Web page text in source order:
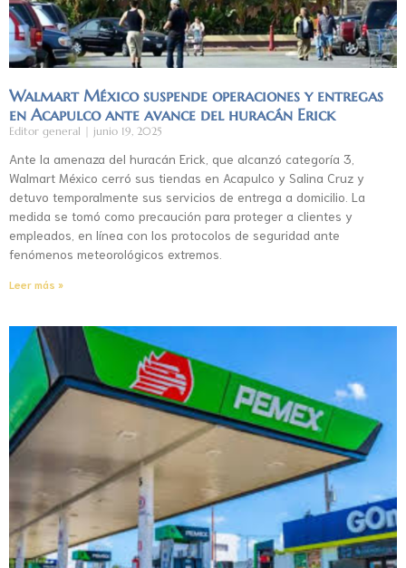
Walmart México suspende operaciones y entregas
en Acapulco ante avance del huracán Erick
Editor general junio 19, 2025
Ante la amenaza del huracán Erick, que alcanzó categoría 3,
Walmart México cerró sus tiendas en Acapulco y Salina Cruz y
detuvo temporalmente sus servicios de entrega a domicilio. La
medida se tomó como precaución para proteger a clientes y
empleados, en línea con los protocolos de seguridad ante
fenómenos meteorológicos extremos.
Leer más »